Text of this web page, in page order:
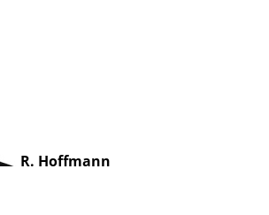
R. Hoffmann